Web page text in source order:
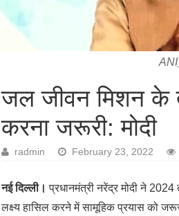
जल जीवन मिशन के
करना जरूरी: मोदी
radmin February 23, 2022
नई दिल्ली। प्रधानमंत्री नरेंद्र मोदी ने
लक्ष्य हासिल करने में सामूहिक प्रयास को